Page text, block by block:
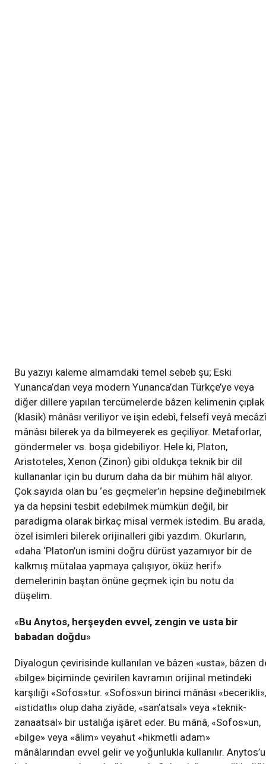
Bu yazıyı kaleme almamdaki temel sebeb şu; Eski
Yunanca’dan veya modern Yunanca’dan Türkçe’ye veya
diğer dillere yapılan tercümelerde bâzen kelimenin çıplak
(klasik) mânâsı veriliyor ve işin edebî, felsefî veyâ mecâzî
mânâsı bilerek ya da bilmeyerek es geçiliyor. Metaforlar,
göndermeler vs. boşa gidebiliyor. Hele ki, Platon,
Aristoteles, Xenon (Zinon) gibi oldukça teknik bir dil
kullananlar için bu durum daha da bir mühim hâl alıyor.
Çok sayıda olan bu ‘es geçmeler’in hepsine değinebilmek
ya da hepsini tesbit edebilmek mümkün değil, bir
paradigma olarak birkaç misal vermek istedim. Bu arada,
özel isimleri bilerek orijinalleri gibi yazdım. Okurların,
«daha ‘Platon’un ismini doğru dürüst yazamıyor bir de
kalkmış mütalaa yapmaya çalışıyor, öküz herif»
demelerinin baştan önüne geçmek için bu notu da
düşelim.
«Bu Anytos, herşeyden evvel, zengin ve usta bir
babadan doğdu»
Diyalogun çevirisinde kullanılan ve bâzen «usta», bâzen
«bilge» biçiminde çevirilen kavramın orijinal metindeki
karşılığı «Sofos»tur. «Sofos»un birinci mânâsı «becerikli»,
«istidatlı» olup daha ziyâde, «san’atsal» veya «teknik-
zanaatsal» bir ustalığa işâret eder. Bu mânâ, «Sofos»un,
«bilge» veya «âlim» veyahut «hikmetli adam»
mânâlarından evvel gelir ve yoğunlukla kullanılır.